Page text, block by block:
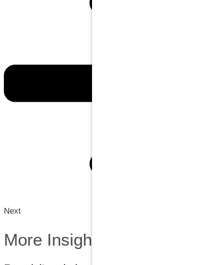
Next
More Insights